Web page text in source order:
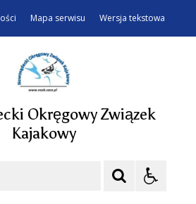
Mapa serwisu Wersja tekstowa
Okręgowy Związek
Kajakowy